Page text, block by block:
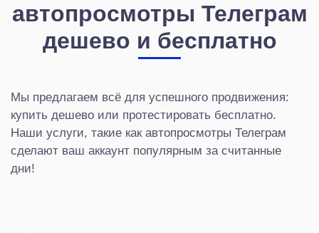
автопросмотры Телеграм
дешево и бесплатно
Мы предлагаем всё для успешного продвижения:
купить дешево или протестировать бесплатно.
Наши услуги, такие как автопросмотры Телеграм
сделают ваш аккаунт популярным за считанные
дни!